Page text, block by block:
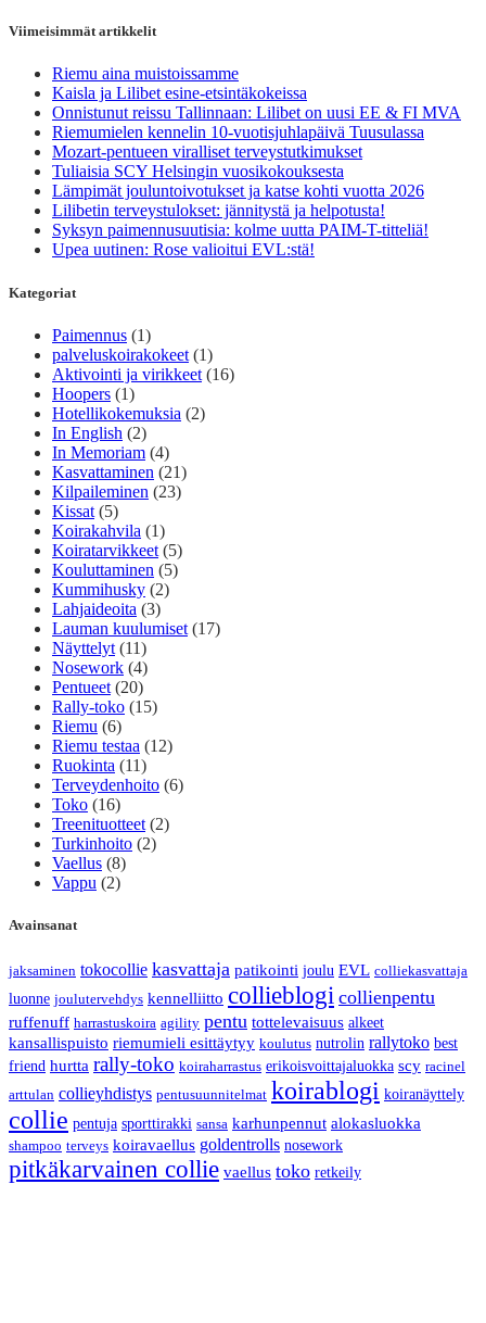
Viimeisimmät artikkelit
Riemu aina muistoissamme
Kaisla ja Lilibet esine-etsintäkokeissa
Onnistunut reissu Tallinnaan: Lilibet on uusi EE & FI MVA
Riemumielen kennelin 10-vuotisjuhlapäivä Tuusulassa
Mozart-pentueen viralliset terveystutkimukset
Tuliaisia SCY Helsingin vuosikokouksesta
Lämpimät jouluntoivotukset ja katse kohti vuotta 2026
Lilibetin terveystulokset: jännitystä ja helpotusta!
Syksyn paimennusuutisia: kolme uutta PAIM-T-titteliä!
Upea uutinen: Rose valioitui EVL:stä!
Kategoriat
Paimennus (1)
palveluskoirakokeet (1)
Aktivointi ja virikkeet (16)
Hoopers (1)
Hotellikokemuksia (2)
In English (2)
In Memoriam (4)
Kasvattaminen (21)
Kilpaileminen (23)
Kissat (5)
Koirakahvila (1)
Koiratarvikkeet (5)
Kouluttaminen (5)
Kummihusky (2)
Lahjaideoita (3)
Lauman kuulumiset (17)
Näyttelyt (11)
Nosework (4)
Pentueet (20)
Rally-toko (15)
Riemu (6)
Riemu testaa (12)
Ruokinta (11)
Terveydenhoito (6)
Toko (16)
Treenituotteet (2)
Turkinhoito (2)
Vaellus (8)
Vappu (2)
Avainsanat
jaksaminen tokocollie kasvattaja patikointi joulu EVL colliekasvattaja
luonne joulutervehdys kennelliitto collieblogi collienpentu
ruffenuff harrastuskoira agility pentu tottelevaisuus alkeet
kansallispuisto riemumieli esittäytyy koulutus nutrolin rallytoko best
friend hurtta rally-toko koiraharrastus erikoisvoittajaluokka scy racinel
arttulan collieyhdistys pentusuunnitelmat koirablogi koiranäyttely
collie pentuja sporttirakki sansa karhunpennut alokasluokka
shampoo terveys koiravaellus goldentrolls nosework
pitkäkarvainen collie vaellus toko retkeily